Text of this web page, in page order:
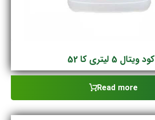
کود ویتال 5 لیتری کا 52
Read more